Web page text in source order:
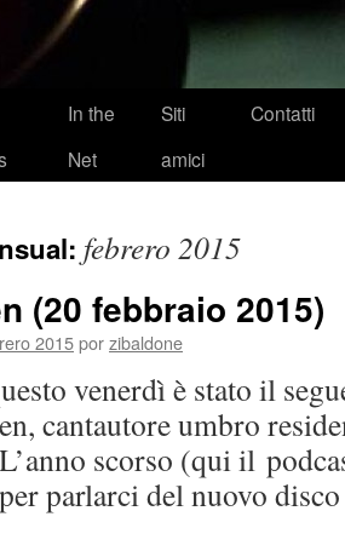
In the
Net
Siti
amici
Contatti
febrero 2015
(20 febbraio 2015)
2015porzibaldone
venerdì è stato il
cantautore umbro
scorso (qui il
parlarci del nuovo